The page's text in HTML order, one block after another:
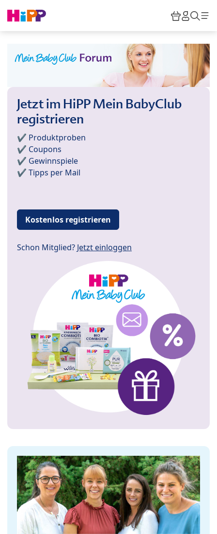
HiPP
Jetzt im HiPP Mein BabyClub
registrieren
✔️ Produktproben
✔️ Coupons
✔️ Gewinnspiele
✔️ Tipps per Mail
Kostenlos registrieren
Schon Mitglied? Jetzt einloggen